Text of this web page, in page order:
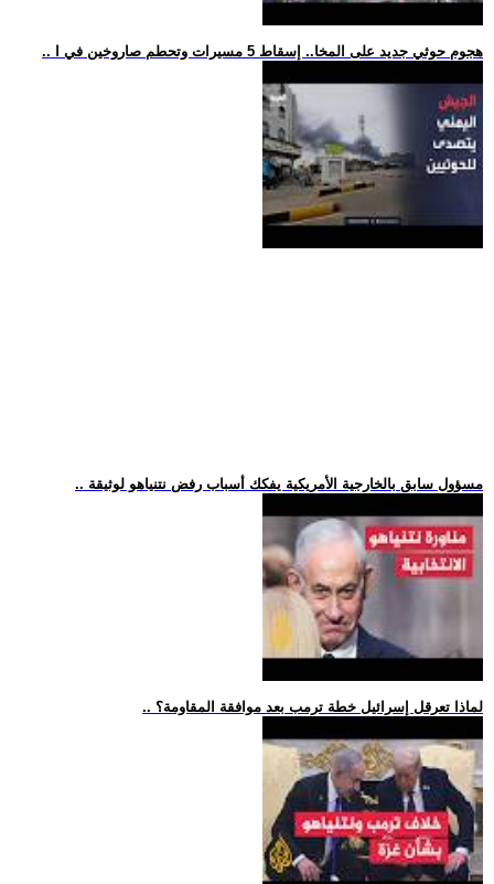
.. هجوم حوثي جديد على المخا.. إسقاط 5 مسيرات وتحطم صاروخين في ا
.. مسؤول سابق بالخارجية الأمريكية يفكك أسباب رفض نتنياهو لوثيقة
.. لماذا تعرقل إسرائيل خطة ترمب بعد موافقة المقاومة؟